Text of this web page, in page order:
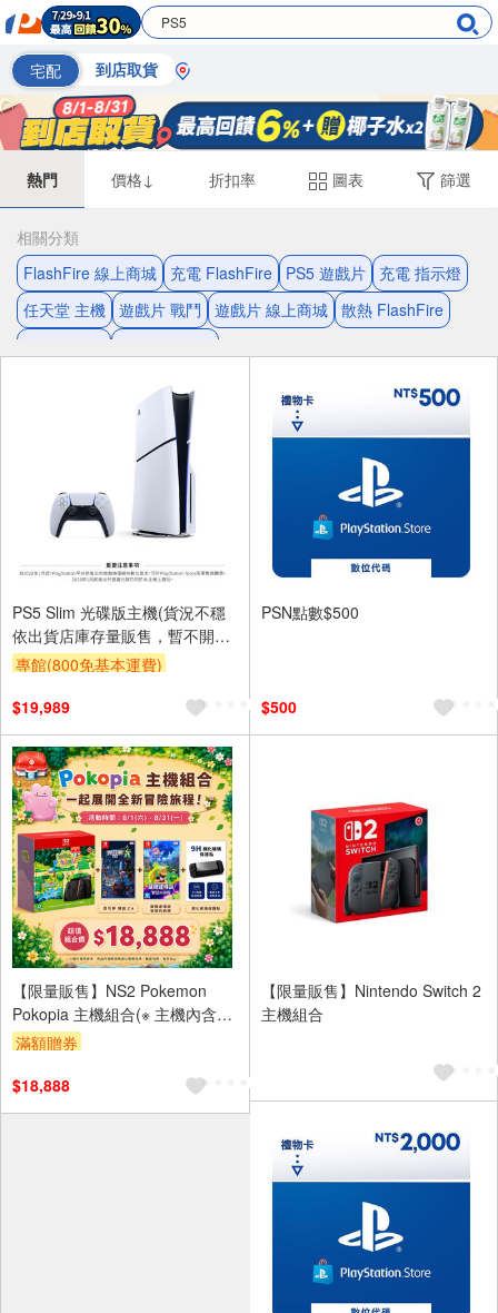
宅配 到店取貨
熱門 價格↓ 折扣率 圖表 篩選
相關分類
FlashFire 線上商城
充電 FlashFire PS5 遊戲片
充電 指示燈
任天堂 主機 遊戲片 戰鬥 遊戲片 線上商城 散熱 FlashFire
PS5 Slim 光碟版主機(貨況不穩
依出貨店庫存量販售，暫不開放
預購)
專館(800免基本運費)
$19,989
PSN點數$500
$500
【限量販售】NS2 Pokemon
Pokopia 主機組合(※ 主機內含
Pokopia 亞中版 遊戲，非實體卡
滿額贈券
$18,888
【限量販售】Nintendo Switch 2
主機組合